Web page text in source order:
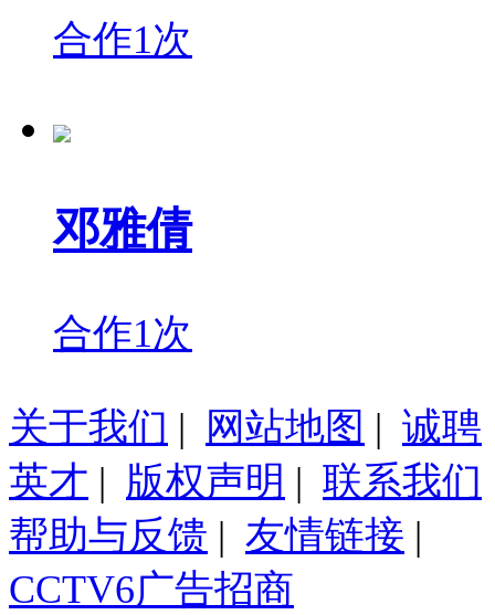
合作1次
邓雅倩
合作1次
关于我们 | 网站地图 | 诚聘
英才 | 版权声明 | 联系我们
帮助与反馈 | 友情链接 |
CCTV6广告招商